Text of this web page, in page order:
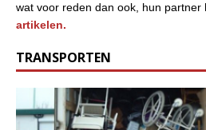
wat voor reden dan ook, hun partner
artikelen.
TRANSPORTEN